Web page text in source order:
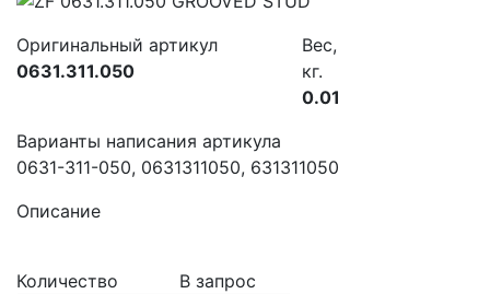
Оригинальный артикул
0631.311.050
Вес,
кг.
0.01
Варианты написания артикула
0631-311-050, 0631311050, 631311050
Описание
Количество В запрос